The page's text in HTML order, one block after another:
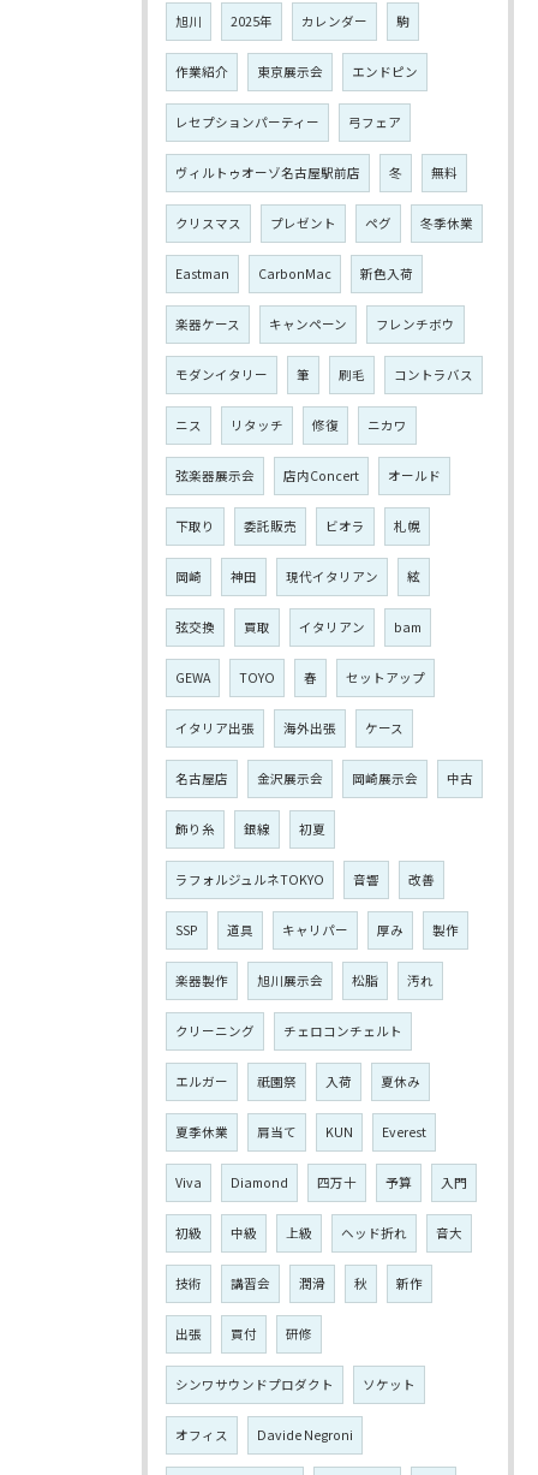
旭川 2025年 カレンダー 駒
作業紹介 東京展示会 エンドピン
レセプションパーティー 弓フェア
ヴィルトゥオーゾ名古屋駅前店 冬 無料
クリスマス プレゼント ペグ 冬季休業
Eastman CarbonMac 新色入荷
楽器ケース キャンペーン フレンチボウ
モダンイタリー 筆 刷毛 コントラバス
ニス リタッチ 修復 ニカワ
弦楽器展示会 店内Concert オールド
下取り 委託販売 ビオラ 札幌
岡崎 神田 現代イタリアン 絃
弦交換 買取 イタリアン bam
GEWA TOYO 春 セットアップ
イタリア出張 海外出張 ケース
名古屋店 金沢展示会 岡崎展示会 中古
飾り糸 銀線 初夏
ラフォルジュルネTOKYO 音響 改善
SSP 道具 キャリパー 厚み 製作
楽器製作 旭川展示会 松脂 汚れ
クリーニング チェロコンチェルト
エルガー 祇園祭 入荷 夏休み
夏季休業 肩当て KUN Everest
Viva Diamond 四万十 予算 入門
初級 中級 上級 ヘッド折れ 音大
技術 講習会 潤滑 秋 新作
出張 買付 研修
シンワサウンドプロダクト ソケット
オフィス Davide Negroni